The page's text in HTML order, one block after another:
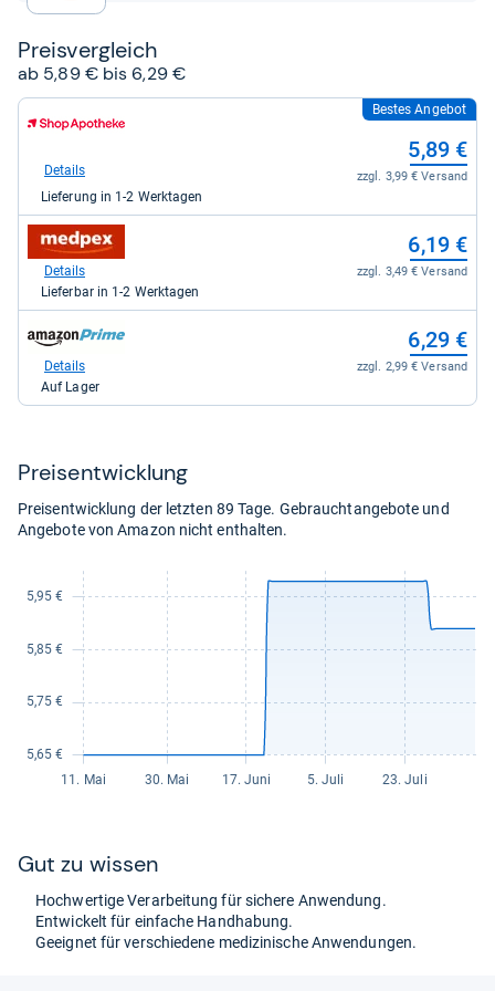
Preis­ver­gleich
ab 5,89 € bis 6,29 €
Shop:
Shop
DE
für
5,89
kaufen.
Bestes Angebot
5,89 €
zzgl. 3,99 € Versand
Details
Lieferung in 1-2 Werktagen
zum
Shop:
medpex
kaufen.
6,19 €
zzgl. 3,49 € Versand
Details
Lieferbar in 1-2 Werktagen
zum
Shop:
Amazon.de
6,29 €
zzgl. 2,99 € Versand
Details
Auf Lager
Preis­ent­wick­lung
Preisentwicklung der letzten 89 Tage. Gebrauchtangebote und
Angebote von Amazon nicht enthalten.
Gut zu wis­sen
Hoch­wer­tige Ver­ar­bei­tung für sichere Anwen­dung.
Ent­wi­ckelt für ein­fa­che Hand­ha­bung.
Geeig­net für ver­schie­dene medi­zi­ni­sche Anwen­dun­gen.